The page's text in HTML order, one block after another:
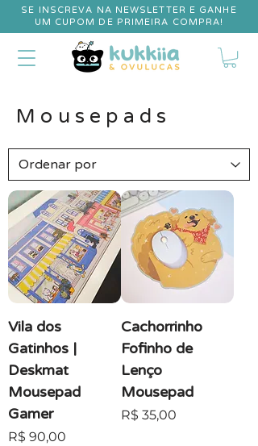
SE INSCREVA NA NEWSLETTER E GANHE
UM CUPOM DE PRIMEIRA COMPRA!
Mousepads
Vila dos
Gatinhos |
Deskmat
Mousepad
Gamer
Preço
R$ 90,00
Cachorrinho
Fofinho de
Lenço
Mousepad
Preço
R$ 35,00